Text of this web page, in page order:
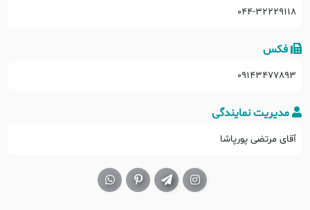
۰۴۴-۳۲۲۲۹۱۱۸
فکس
09143477893
مدیریت نمایندگی
آقای مرتضی پورپاشا